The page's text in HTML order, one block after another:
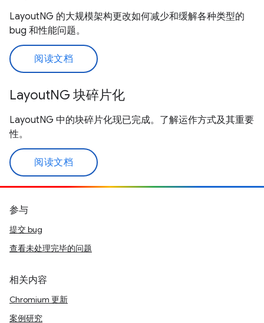
LayoutNG 的大规模架构更改如何减少和缓解各种类型的
bug 和性能问题。
阅读文档
LayoutNG 块碎片化
LayoutNG 中的块碎片化现已完成。了解运作方式及其重要
性。
阅读文档
参与
提交 bug
查看未处理完毕的问题
相关内容
Chromium 更新
案例研究